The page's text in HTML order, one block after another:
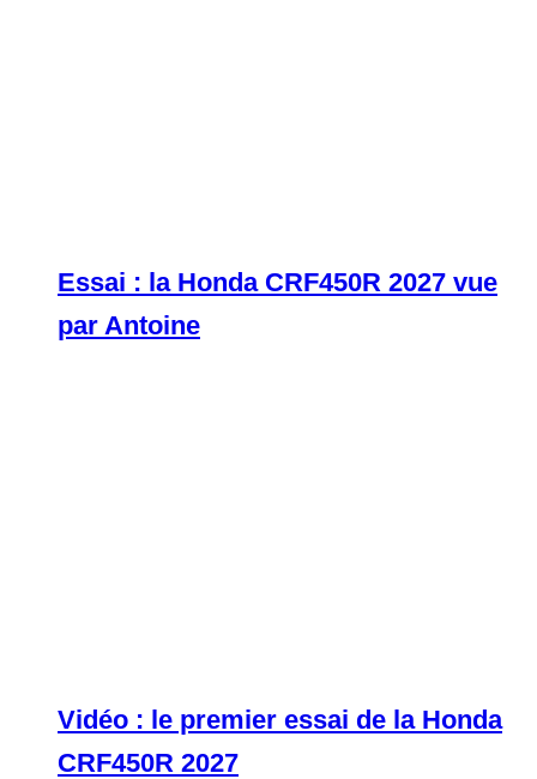
Essai : la Honda CRF450R 2027 vue
par Antoine
Vidéo : le premier essai de la Honda
CRF450R 2027